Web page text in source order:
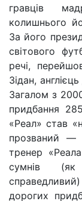
гравців
колишнього
За його
світового
речі,
Зідан,
Загалом з
придбання
«Реал» став
прозваний —
тренер
сумнів
дорогих